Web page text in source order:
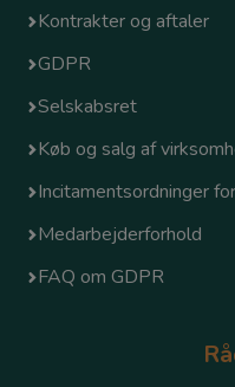
Kontrakter og aftaler
GDPR
Selskabsret
Køb og salg af
Incitamentsordninger
Medarbejderforhold
FAQ om GDPR